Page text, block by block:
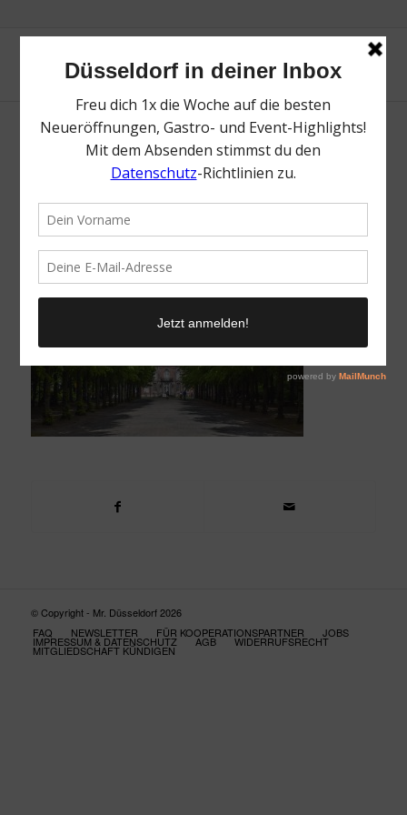
Hofgarten | Die schönsten Ideen zum
© Copyright - Mr. Düsseldorf 2026
FAQ
NEWSLETTER FÜR KOOPERATIONSPARTNER JOBS
IMPRESSUM & DATENSCHUTZ AGB WIDERRUFSRECHT
MITGLIEDSCHAFT KÜNDIGEN